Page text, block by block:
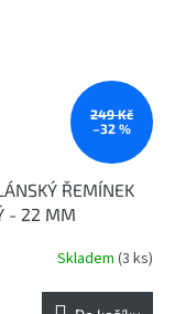
249 Kč
–32 %
ŘEMÍNEK
- 22 MM
Skladem (3 ks)